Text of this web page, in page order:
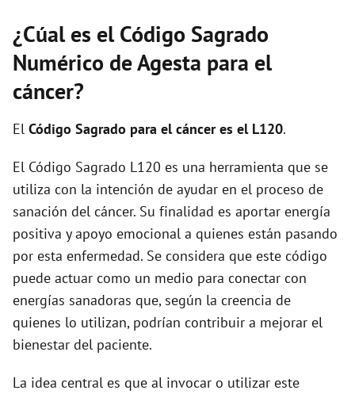
V
e
o
¿Cúal es el Código Sagrado
Numérico de Agesta para el
cáncer?
El Código Sagrado para el cáncer es el L120.
El Código Sagrado L120 es una herramienta que se
utiliza con la intención de ayudar en el proceso de
sanación del cáncer. Su finalidad es aportar energía
positiva y apoyo emocional a quienes están pasando
por esta enfermedad. Se considera que este código
puede actuar como un medio para conectar con
energías sanadoras que, según la creencia de
quienes lo utilizan, podrían contribuir a mejorar el
bienestar del paciente.
La idea central es que al invocar o utilizar este